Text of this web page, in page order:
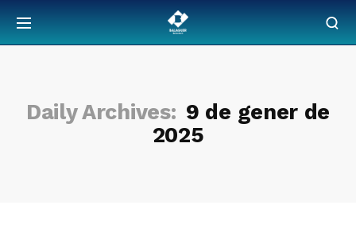
Daily Archives: 9 de gener de
2025